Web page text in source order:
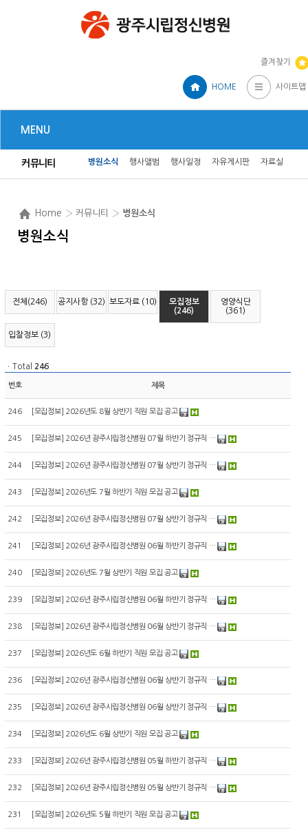
즐겨찾기
HOME 사이트맵
MENU
커뮤니티 병원소식 행사앨범 행사일정 자유게시판 자료실
Home › 커뮤니티 › 병원소식
병원소식
전체(246) 공지사항 (32) 보도자료 (10)
모집정보
(246)
영양식단
(361)
입찰정보 (3)
ㆍTotal 246
번호 제목
246 모집정보] 2026년도 8월 상반기 직원 모집 공고
245 모집정보] 2026년 광주시립정신병원 07월 하반기 정규직 …
244 모집정보] 2026년 광주시립정신병원 07월 상반기 정규직 …
243 모집정보] 2026년도 7월 하반기 직원 모집 공고
242 모집정보] 2026년 광주시립정신병원 07월 상반기 정규직 …
241 모집정보] 2026년 광주시립정신병원 06월 하반기 정규직 …
240 모집정보] 2026년도 7월 상반기 직원 모집 공고
239 모집정보] 2026년 광주시립정신병원 06월 하반기 정규직 …
238 모집정보] 2026년 광주시립정신병원 06월 상반기 정규직 …
237 모집정보] 2026년도 6월 하반기 직원 모집 공고
236 모집정보] 2026년 광주시립정신병원 06월 상반기 정규직 …
235 모집정보] 2026년 광주시립정신병원 06월 상반기 정규직 …
234 모집정보] 2026년도 6월 상반기 직원 모집 공고
233 모집정보] 2026년 광주시립정신병원 05월 하반기 정규직 …
232 모집정보] 2026년 광주시립정신병원 05월 상반기 정규직 …
231 모집정보] 2026년도 5월 하반기 직원 모집 공고